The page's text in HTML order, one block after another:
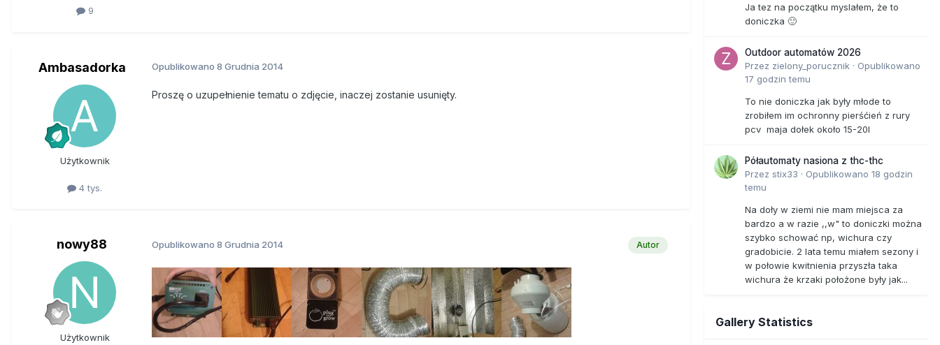
9
Ambasadorka
Użytkownik
4 tys.
Opublikowano 8 Grudnia 2014
Proszę o uzupełnienie tematu o zdjęcie, inaczej zostanie usunięty.
nowy88
Użytkownik
Autor
Opublikowano 8 Grudnia 2014
Ja tez na początku myslałem, że to
doniczka 🙂
Outdoor automatów 2026
Przez zielony_porucznik · Opublikowano
17 godzin temu
To nie doniczka jak były młode to
zrobiłem im ochronny pierśćień z rury
pcv maja dołek około 15-20l
Półautomaty nasiona z thc-thc
Przez stix33 · Opublikowano 18 godzin
temu
Na doły w ziemi nie mam miejsca za
bardzo a w razie ,,w" to doniczki można
szybko schować np, wichura czy
gradobicie. 2 lata temu miałem sezony i
w połowie kwitnienia przyszła taka
wichura że krzaki położone były jak...
Gallery Statistics